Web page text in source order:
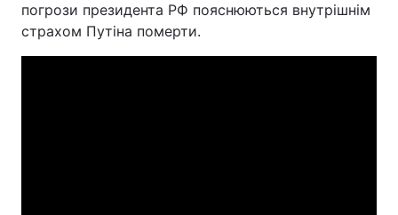
Тема оформлення
погрози президента РФ пояснюються внутрішнім
страхом Путіна померти.